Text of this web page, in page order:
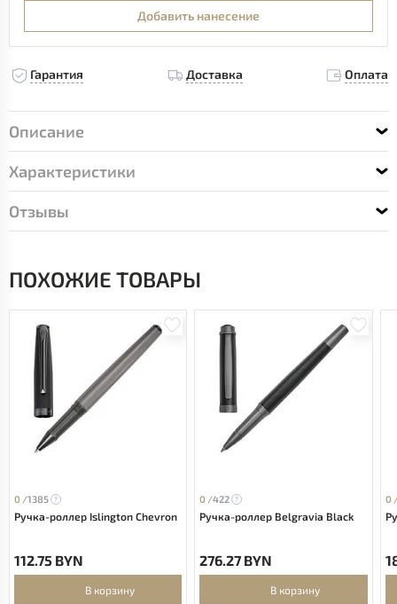
Добавить нанесение
Гарантия Доставка Оплата
Описание
Характеристики
Отзывы
ПОХОЖИЕ ТОВАРЫ
0 /1385
Ручка-роллер Islington Chevron
112.75 BYN
В корзину
0 /422
Ручка-роллер Belgravia Black
276.27 BYN
В корзину
0